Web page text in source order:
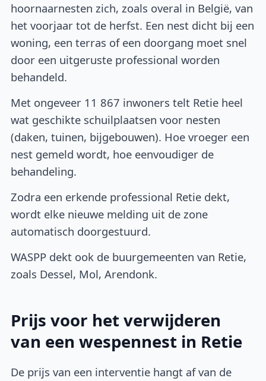
hoornaarnesten zich, zoals overal in België, van
het voorjaar tot de herfst. Een nest dicht bij een
woning, een terras of een doorgang moet snel
door een uitgeruste professional worden
behandeld.
Met ongeveer 11 867 inwoners telt Retie heel
wat geschikte schuilplaatsen voor nesten
(daken, tuinen, bijgebouwen). Hoe vroeger een
nest gemeld wordt, hoe eenvoudiger de
behandeling.
Zodra een erkende professional Retie dekt,
wordt elke nieuwe melding uit de zone
automatisch doorgestuurd.
WASPP dekt ook de buurgemeenten van Retie,
zoals Dessel, Mol, Arendonk.
Prijs voor het verwijderen
van een wespennest in Retie
De prijs van een interventie hangt af van de